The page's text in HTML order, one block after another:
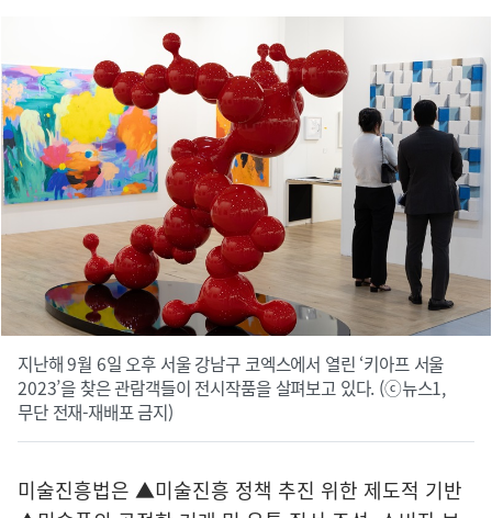
지난해 9월 6일 오후 서울 강남구 코엑스에서 열린 ‘키아프 서울
2023’을 찾은 관람객들이 전시작품을 살펴보고 있다. (ⓒ뉴스1,
무단 전재-재배포 금지)
미술진흥법은 ▲미술진흥 정책 추진 위한 제도적 기반